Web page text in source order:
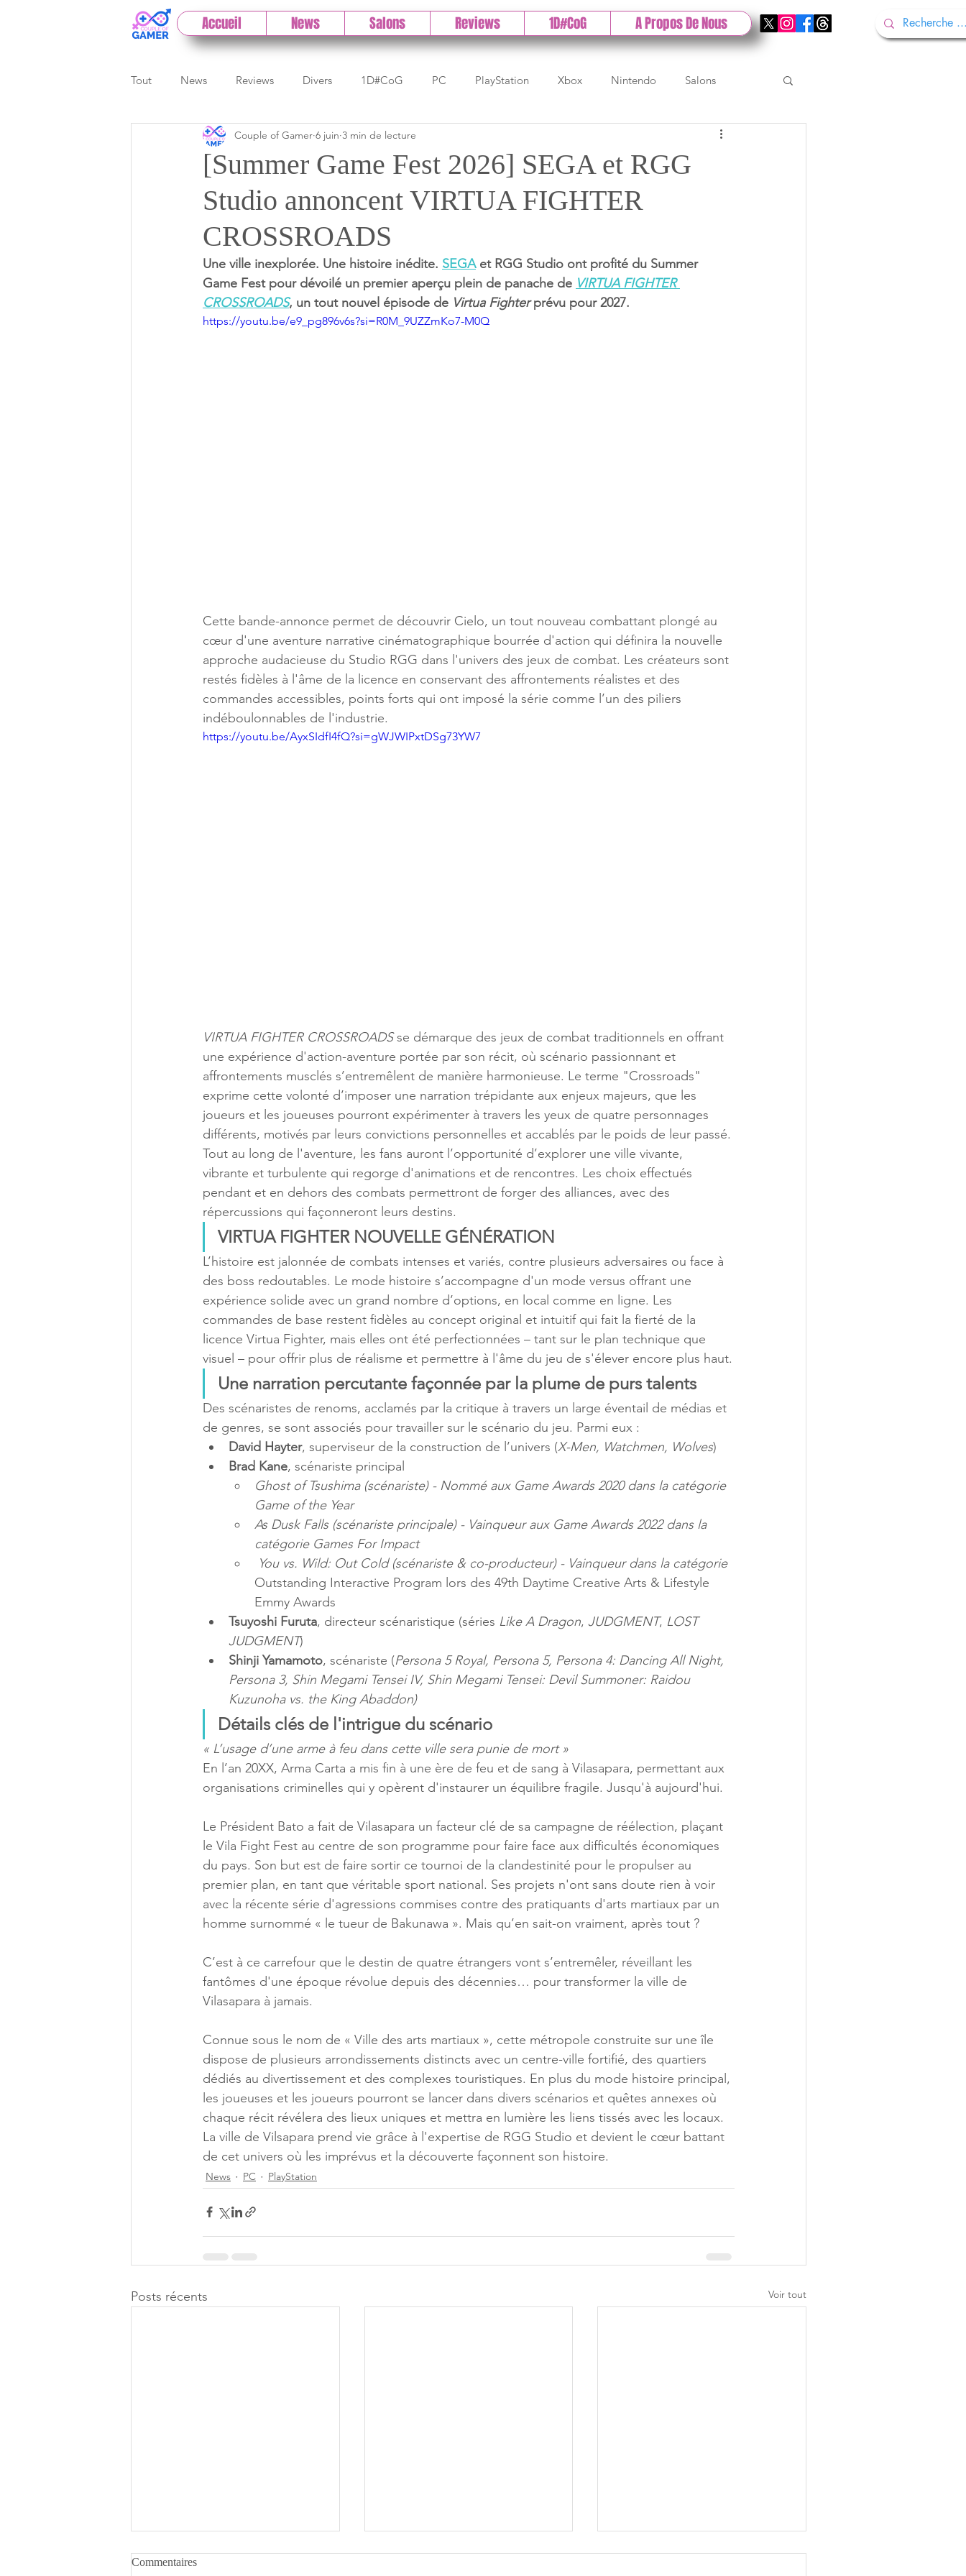
Accueil News Salons Reviews 1D#CoG A Propos De Nous
Tout News Reviews Divers 1D#CoG PC PlayStation Xbox Nintendo Salons
Previews Cloud Test indé Gamescom
Paris Games Week Early Access Test 1DCoG Test Xbox Test Nintendo
[Summer Game Fest 2026] SEGA et RGG
Studio annoncent VIRTUA FIGHTER
CROSSROADS
Couple of Gamer 6 juin 3 min de lecture
Une ville inexplorée. Une histoire inédite. SEGA et RGG Studio ont profité du Summer
Game Fest pour dévoilé un premier aperçu plein de panache de VIRTUA FIGHTER
CROSSROADS, un tout nouvel épisode de Virtua Fighter prévu pour 2027.
https://youtu.be/e9_pg896v6s?si=R0M_9UZZmKo7-M0Q
Cette bande-annonce permet de découvrir Cielo, un tout nouveau combattant plongé au
cœur d'une aventure narrative cinématographique bourrée d'action qui définira la nouvelle
approche audacieuse du Studio RGG dans l'univers des jeux de combat. Les créateurs sont
restés fidèles à l'âme de la licence en conservant des affrontements réalistes et des
commandes accessibles, points forts qui ont imposé la série comme l’un des piliers
indéboulonnables de l'industrie.
https://youtu.be/AyxSIdfI4fQ?si=gWJWIPxtDSg73YW7
VIRTUA FIGHTER CROSSROADS se démarque des jeux de combat traditionnels en offrant
une expérience d'action-aventure portée par son récit, où scénario passionnant et
affrontements musclés s’entremêlent de manière harmonieuse. Le terme "Crossroads"
exprime cette volonté d’imposer une narration trépidante aux enjeux majeurs, que les
joueurs et les joueuses pourront expérimenter à travers les yeux de quatre personnages
différents, motivés par leurs convictions personnelles et accablés par le poids de leur passé.
Tout au long de l'aventure, les fans auront l’opportunité d’explorer une ville vivante,
vibrante et turbulente qui regorge d'animations et de rencontres. Les choix effectués
pendant et en dehors des combats permettront de forger des alliances, avec des
répercussions qui façonneront leurs destins.
VIRTUA FIGHTER NOUVELLE GÉNÉRATION
L’histoire est jalonnée de combats intenses et variés, contre plusieurs adversaires ou face à
des boss redoutables. Le mode histoire s’accompagne d'un mode versus offrant une
expérience solide avec un grand nombre d’options, en local comme en ligne. Les
commandes de base restent fidèles au concept original et intuitif qui fait la fierté de la
licence Virtua Fighter, mais elles ont été perfectionnées – tant sur le plan technique que
visuel – pour offrir plus de réalisme et permettre à l'âme du jeu de s'élever encore plus haut.
Une narration percutante façonnée par la plume de purs talents
Des scénaristes de renoms, acclamés par la critique à travers un large éventail de médias et
de genres, se sont associés pour travailler sur le scénario du jeu. Parmi eux :
David Hayter, superviseur de la construction de l’univers (X-Men, Watchmen, Wolves)
Brad Kane, scénariste principal
Ghost of Tsushima (scénariste) - Nommé aux Game Awards 2020 dans la catégorie
Game of the Year
As Dusk Falls (scénariste principale) - Vainqueur aux Game Awards 2022 dans la
catégorie Games For Impact
You vs. Wild: Out Cold (scénariste & co-producteur) - Vainqueur dans la catégorie
Outstanding Interactive Program lors des 49th Daytime Creative Arts & Lifestyle
Emmy Awards
Tsuyoshi Furuta, directeur scénaristique (séries Like A Dragon, JUDGMENT, LOST
JUDGMENT)
Shinji Yamamoto, scénariste (Persona 5 Royal, Persona 5, Persona 4: Dancing All Night,
Persona 3, Shin Megami Tensei IV, Shin Megami Tensei: Devil Summoner: Raidou
Kuzunoha vs. the King Abaddon)
Détails clés de l'intrigue du scénario
« L’usage d’une arme à feu dans cette ville sera punie de mort »
En l’an 20XX, Arma Carta a mis fin à une ère de feu et de sang à Vilasapara, permettant aux
organisations criminelles qui y opèrent d'instaurer un équilibre fragile. Jusqu'à aujourd'hui.
Le Président Bato a fait de Vilasapara un facteur clé de sa campagne de réélection, plaçant
le Vila Fight Fest au centre de son programme pour faire face aux difficultés économiques
du pays. Son but est de faire sortir ce tournoi de la clandestinité pour le propulser au
premier plan, en tant que véritable sport national. Ses projets n'ont sans doute rien à voir
avec la récente série d'agressions commises contre des pratiquants d'arts martiaux par un
homme surnommé « le tueur de Bakunawa ». Mais qu’en sait-on vraiment, après tout ?
C’est à ce carrefour que le destin de quatre étrangers vont s’entremêler, réveillant les
fantômes d'une époque révolue depuis des décennies… pour transformer la ville de
Vilasapara à jamais.
Connue sous le nom de « Ville des arts martiaux », cette métropole construite sur une île
dispose de plusieurs arrondissements distincts avec un centre-ville fortifié, des quartiers
dédiés au divertissement et des complexes touristiques. En plus du mode histoire principal,
les joueuses et les joueurs pourront se lancer dans divers scénarios et quêtes annexes où
chaque récit révélera des lieux uniques et mettra en lumière les liens tissés avec les locaux.
La ville de Vilsapara prend vie grâce à l'expertise de RGG Studio et devient le cœur battant
de cet univers où les imprévus et la découverte façonnent son histoire.
News PC PlayStation
Posts récents Voir tout
Commentaires